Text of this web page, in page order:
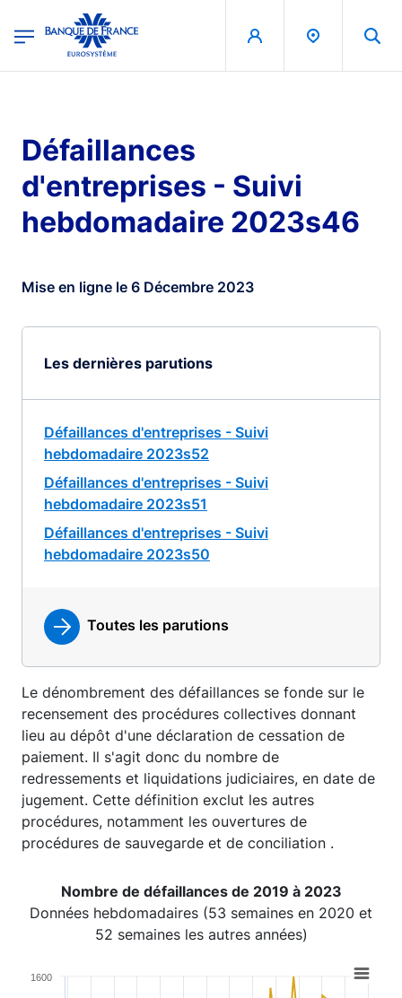
Banque de France - Menu Principal
Défaillances
d'entreprises - Suivi
hebdomadaire 2023s46
Mise en ligne le 6 Décembre 2023
Les dernières parutions
Défaillances d'entreprises - Suivi
hebdomadaire 2023s52
Défaillances d'entreprises - Suivi
hebdomadaire 2023s51
Défaillances d'entreprises - Suivi
hebdomadaire 2023s50
Toutes les parutions
Le dénombrement des défaillances se fonde sur le
recensement des procédures collectives donnant
lieu au dépôt d'une déclaration de cessation de
paiement. Il s'agit donc du nombre de
redressements et liquidations judiciaires, en date de
jugement. Cette définition exclut les autres
procédures, notamment les ouvertures de
procédures de sauvegarde et de conciliation .
Nombre de défaillances de 2019 à 2023
Données hebdomadaires (53 semaines en 2020 et
52 semaines les autres années)
1600